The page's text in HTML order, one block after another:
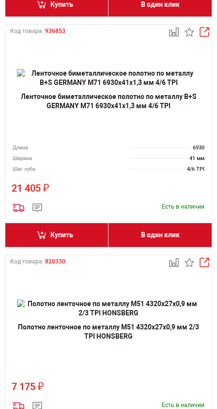
Купить В один клик
Код товара: 936853
Ленточное биметаллическое полотно по металлу B+S
GERMANY M71 6930х41х1,3 мм 4/6 TPI
Длина
6930
Ширина
41 мм
Шаг зуба
4/6 TPI
21 405 ₽
Есть в наличии
Купить В один клик
Код товара: 820330
Полотно ленточное по металлу M51 4320х27х0,9 мм 2/3
TPI HONSBERG
7 175 ₽
Есть в наличии